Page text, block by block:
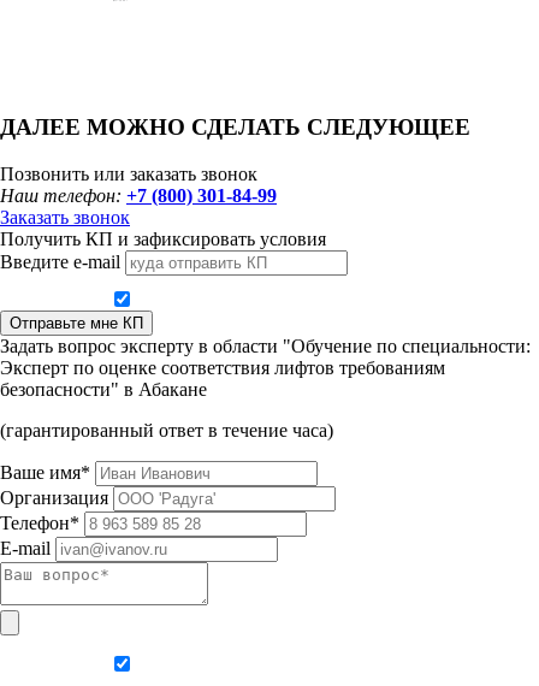
ДАЛЕЕ МОЖНО СДЕЛАТЬ СЛЕДУЮЩЕЕ
Позвонить или заказать звонок
Наш телефон: +7 (800) 301-84-99
Заказать звонок
Получить КП и зафиксировать условия
Введите e-mail
Отправьте мне КП
Задать вопрос эксперту в области "Обучение по специальности:
Эксперт по оценке соответствия лифтов требованиям
безопасности" в Абакане
(гарантированный ответ в течение часа)
Ваше имя*
Организация
Телефон*
E-mail